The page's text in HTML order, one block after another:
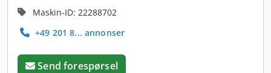
Maskin-ID: 22288702
+49 201 8... annonser
Send forespørsel